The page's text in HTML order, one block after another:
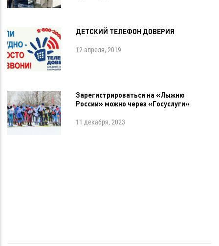
ДЕТСКИЙ ТЕЛЕФОН ДОВЕРИЯ
12 апреля, 2019
Зарегистрироваться на «Лыжню
России» можно через «Госуслуги»
11 декабря, 2023